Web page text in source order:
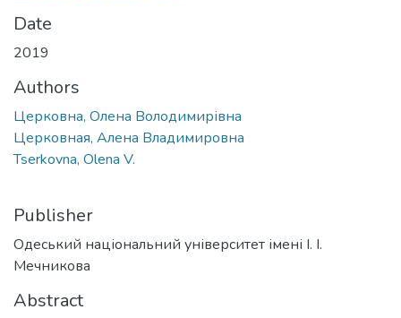
Date
2019
Authors
Церковна, Олена Володимирівна
Церковная, Алена Владимировна
Tserkovna, Olena V.
Publisher
Одеський національний університет імені І. І.
Мечникова
Abstract